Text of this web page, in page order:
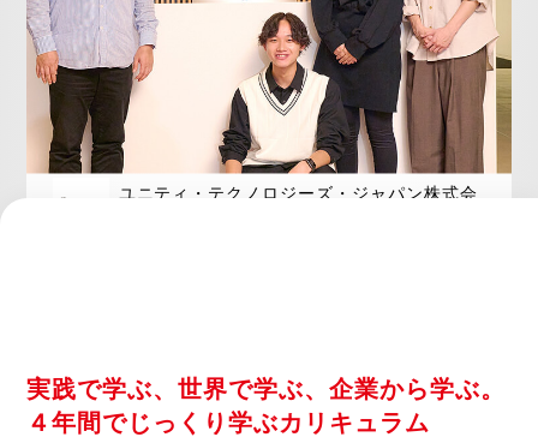
ユニティ・テクノロジーズ・ジャパン株式会
実践で学ぶ、世界で学ぶ、企業から学ぶ。
４年間でじっくり学ぶカリキュラム